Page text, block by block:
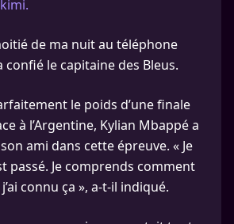
de ma nuit au téléphone
confié le capitaine des Bleus.
le poids d’une finale
à l’Argentine, Kylian Mbappé a
ami dans cette épreuve. « Je
passé. Je comprends comment
connu ça », a-t-il indiqué.